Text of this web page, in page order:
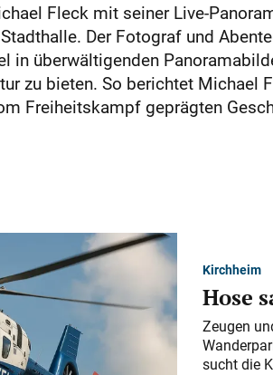
Fleck mit seiner Live-
Der Fotograf und
in überwältigenden
zu bieten. So berichtet
Freiheitskampf geprägten
Kirchheim
Hose
Zeugen
sucht die